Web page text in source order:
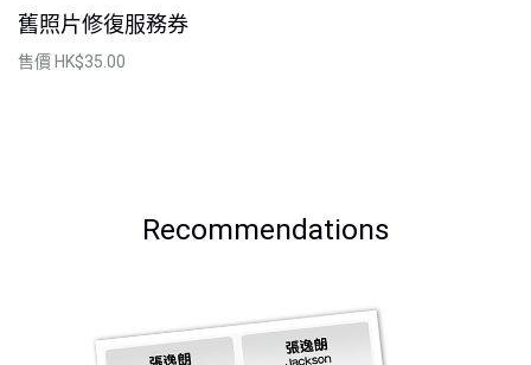
舊照片修復服務券
售價HK$35.00
Recommendations